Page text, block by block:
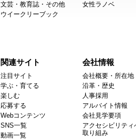
文芸・教育誌・その他
ウイークリーブック
女性ラノベ
関連サイト
注目サイト
学ぶ・育てる
楽しむ
応募する
Webコンテンツ
SNS一覧
動画一覧
会社情報
会社概要・所在地
沿革・歴史
人事採用
アルバイト情報
会社見学要項
アクセシビリティ
取り組み